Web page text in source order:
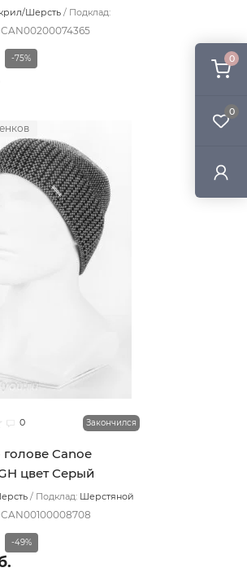
0
0
Шерсть
Подклад:
CAN00200074365
-75%
0 Закончился
Canoe
цвет Серый
Подклад: Шерстяной
CAN00100008708
-49%